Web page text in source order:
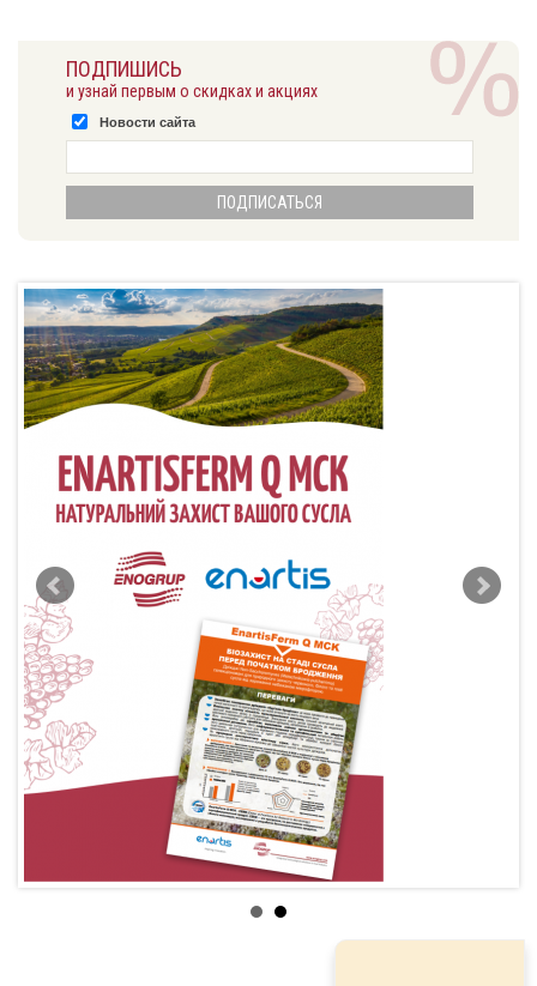
ПОДПИШИСЬ
и узнай первым о скидках и акциях
Новости сайта